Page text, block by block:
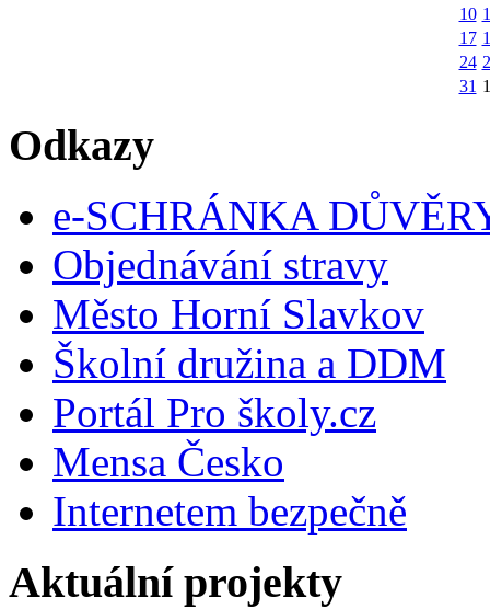
10
17
24
31 1
Odkazy
e-SCHRÁNKA
Objednávání stravy
Město Horní Slavkov
Školní družina a DDM
Portál Pro školy.cz
Mensa Česko
Internetem bezpečně
Aktuální projekty